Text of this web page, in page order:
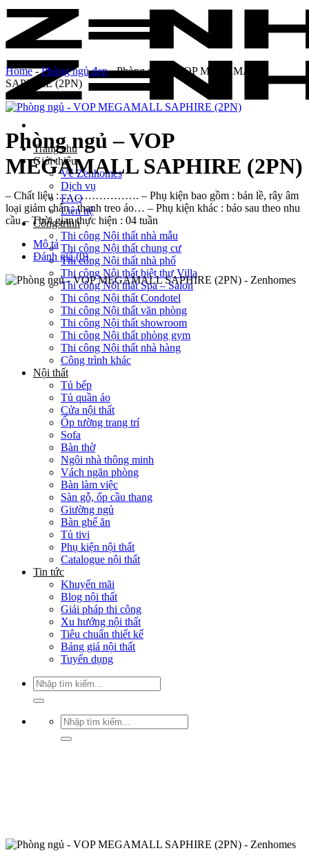
Skip
content
Trang chủ
Giới thiệu
Về Zenhomes
Dịch vụ
FAQ
Liên hệ
Công trình
Thi công Nội thất nhà mẫu
Thi công Nội thất chung cư
Thi công Nội thất nhà phố
Thi công Nội thất biệt thự Villa
Thi công Nội thất Spa – Salon
Thi công Nội thất Condotel
Thi công Nội thất văn phòng
Thi công Nội thất showroom
Thi công Nội thất phòng gym
Thi công Nội thất nhà hàng
Công trình khác
Nội thất
Tủ bếp
Tủ quần áo
Cửa nội thất
Ốp tường trang trí
Sofa
Bàn thờ
Ngôi nhà thông minh
Vách ngăn phòng
Bàn làm việc
Sàn gỗ, ốp cầu thang
Giường ngủ
Bàn ghế ăn
Tủ tivi
Phụ kiện nội thất
Catalogue nội thất
Tin tức
Khuyến mãi
Blog nội thất
Giải pháp thi công
Xu hướng nội thất
Tiêu chuẩn thiết kế
Bảng giá nội thất
Tuyển dụng
Tìm
kiếm:
Tìm
kiếm:
Home-Phòng ngủ đẹp-Phòng ngủ – VOP MEGAMALL
SAPHIRE (2PN)
Phòng ngủ – VOP
MEGAMALL SAPHIRE (2PN)
– Chất liệu :…………………. – Phụ kiện bao gồm : bản lề, rây âm
loại giảm chấn , thanh treo áo… – Phụ kiện khác : báo sau theo nhu
cầu – Thời gian thực hiện : 04 tuần
Mô tả
Đánh giá (0)